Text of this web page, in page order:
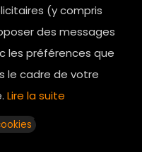
(y compris
des messages
les préférences que
le cadre de votre
Lire la suite
Du lundi au dimanche